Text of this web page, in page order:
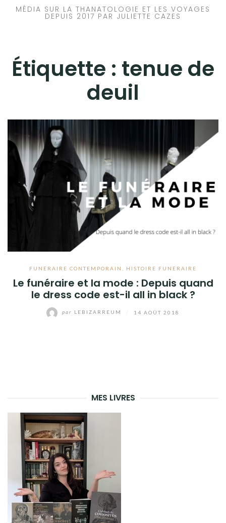
MÉDIA SUR LA THANATOLOGIE ET LES VOYAGES
DEPUIS 2017 PAR JULIETTE CAZES
Étiquette : tenue de
deuil
FUNÉRAIRE CONTEMPORAIN HISTOIRE FUNÉRAIRE
Le funéraire et la mode : Depuis quand
le dress code est-il all in black ?
par LEBIZARREUM 14 AOÛT 2018
MES LIVRES